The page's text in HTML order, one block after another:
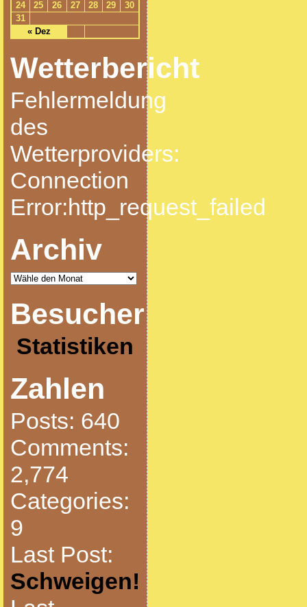
« Dez
24
25 26 27 28 29
30
31
Wetterbericht
Fehlermeldung
des
Wetterproviders:
Connection
Error:http_request_failed
Archiv
Besucher
Statistiken
Zahlen
Posts: 640
Comments:
2,774
Categories:
9
Last Post:
Schweigen!